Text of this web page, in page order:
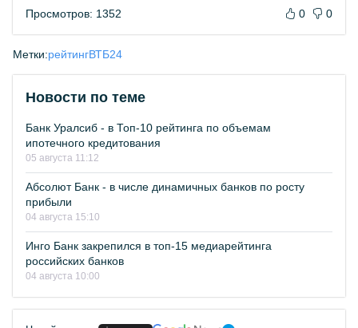
Просмотров: 1352 0 0
Метки:рейтингВТБ24
Новости по теме
Банк Уралсиб - в Топ-10 рейтинга по объемам
ипотечного кредитования
05 августа 11:12
Абсолют Банк - в числе динамичных банков по росту
прибыли
04 августа 15:10
Инго Банк закрепился в топ-15 медиарейтинга
российских банков
04 августа 10:00